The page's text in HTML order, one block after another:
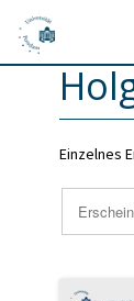
Einzelnes